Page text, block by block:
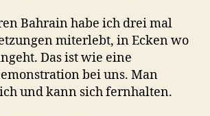
Bahrain habe ich drei mal
miterlebt, in Ecken wo
Das ist wie eine
bei uns. Man
und kann sich fernhalten.